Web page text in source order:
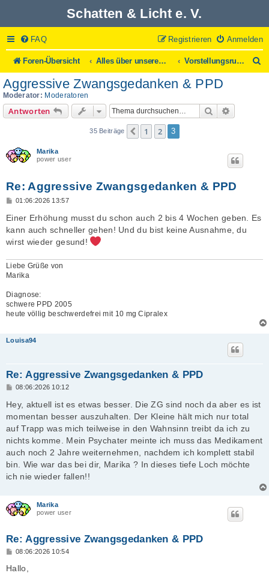
Schatten & Licht e. V.
FAQ Anmelden
Registrieren
Foren-Übersicht Alles über unsere Mitglieder Vorstellungsrunde
u
Aggressive Zwangsgedanken & PPD
Moderator: Moderatoren
Antworten Suche
35 Beiträge Vorherige
1 2 3
Marika
power user
Re: Aggressive Zwangsgedanken & PPD
B
i
t
r
a
g
01:06:2026 13:57
Einer Erhöhung musst du schon auch 2 bis 4 Wochen geben. Es
kann auch schneller gehen! Und du bist keine Ausnahme, du
wirst wieder gesund!
Liebe Grüße von
Marika
Diagnose:
schwere PPD 2005
heute völlig beschwerdefrei mit 10 mg Cipralex
Louisa94
Re: Aggressive Zwangsgedanken & PPD
B
i
t
r
a
g
08:06:2026 10:12
Hey, aktuell ist es etwas besser. Die ZG sind noch da aber es ist
momentan besser auszuhalten. Der Kleine hält mich nur total
auf Trapp was mich teilweise in den Wahnsinn treibt da ich zu
nichts komme. Mein Psychater meinte ich muss das Medikament
auch noch 2 Jahre weiternehmen, nachdem ich komplett stabil
bin. Wie war das bei dir, Marika ? In dieses tiefe Loch möchte
ich nie wieder fallen!!
Marika
power user
Re: Aggressive Zwangsgedanken & PPD
B
i
08:06:2026 10:54
Hallo,